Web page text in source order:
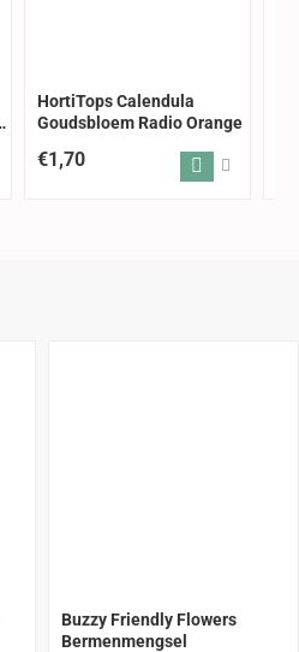
HortiTops Calendula
Goudsbloem Radio Orange
€1,70
Buzzy Friendly Flowers
Bermenmengsel